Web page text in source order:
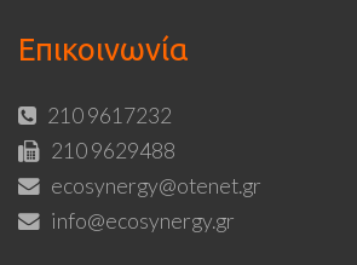
Επικοινωνία
210 9617232
210 9629488
ecosynergy@otenet.gr
info@ecosynergy.gr